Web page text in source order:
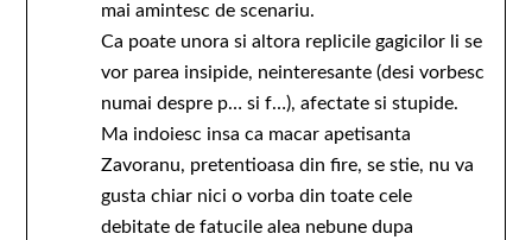
mai amintesc de scenariu.
Ca poate unora si altora replicile gagicilor li se
vor parea insipide, neinteresante (desi vorbesc
numai despre p… si f…), afectate si stupide.
Ma indoiesc insa ca macar apetisanta
Zavoranu, pretentioasa din fire, se stie, nu va
gusta chiar nici o vorba din toate cele
debitate de fatucile alea nebune dupa